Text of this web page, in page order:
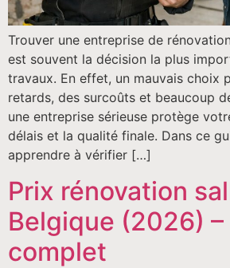
Trouver une entreprise de
est souvent la décision la plus
travaux. En effet, un mauvais choix
retards, des surcoûts et beaucoup
une entreprise sérieuse protège
délais et la qualité finale. Dans ce
apprendre à vérifier […]
Prix rénovation
Belgique (2026) –
complet